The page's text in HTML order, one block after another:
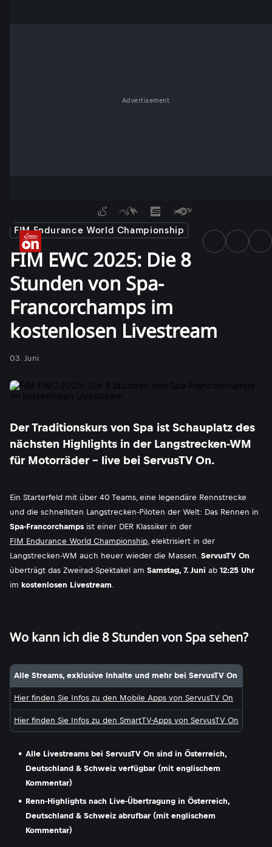
Advertisement
FIM Endurance World Championship
FIM EWC 2025: Die 8
Stunden von Spa-
Francorchamps im
kostenlosen Livestream
03. Juni
Der Traditionskurs von Spa ist Schauplatz des
nächsten Highlights in der Langstrecken-WM
für Motorräder - live bei ServusTV On.
Ein Starterfeld mit über 40 Teams, eine legendäre Rennstrecke
und die schnellsten Langstrecken-Piloten der Welt: Das Rennen in
Spa-Francorchamps ist einer DER Klassiker in der
FIM Endurance World Championship, elektrisiert in der
Langstrecken-WM auch heuer wieder die Massen. ServusTV On
überträgt das Zweirad-Spektakel am Samstag, 7. Juni ab 12:25 Uhr
im kostenlosen Livestream.
Wo kann ich die 8 Stunden von Spa sehen?
Alle Streams, exklusive Inhalte und mehr bei ServusTV On
Hier finden Sie Infos zu den Mobile Apps von ServusTV On
Hier finden Sie Infos zu den SmartTV-Apps von ServusTV On
Alle Livestreams bei ServusTV On sind in Österreich,
Deutschland & Schweiz verfügbar (mit englischem
Kommentar)
Renn-Highlights nach Live-Übertragung in Österreich,
Deutschland & Schweiz abrufbar (mit englischem
Kommentar)